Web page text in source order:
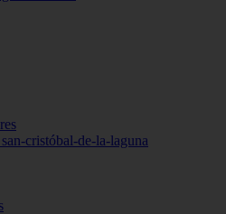
cristóbal-de-la-laguna